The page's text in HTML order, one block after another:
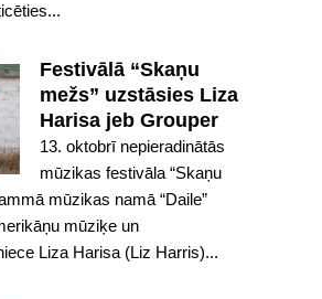
Festivālā “Skaņu
mežs” uzstāsies Liza
Harisa jeb Grouper
13. oktobrī nepieradinātās
mūzikas festivāla “Skaņu
mūzikas namā “Daile”
mūziķe un
Liza Harisa (Liz Harris)...